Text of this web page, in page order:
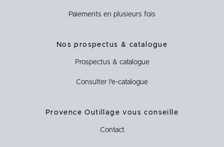
Paiements en plusieurs fois
Nos prospectus & catalogue
Prospectus & catalogue
Consulter l'e-catalogue
Provence Outillage vous conseille
Contact